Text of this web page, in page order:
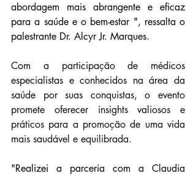
abordagem mais abrangente e eficaz
para a saúde e o bem-estar ", ressalta o
palestrante Dr. Alcyr Jr. Marques.
Com a participação de médicos
especialistas e conhecidos na área da
saúde por suas conquistas, o evento
promete oferecer insights valiosos e
práticos para a promoção de uma vida
mais saudável e equilibrada.
"Realizei a parceria com a Claudia